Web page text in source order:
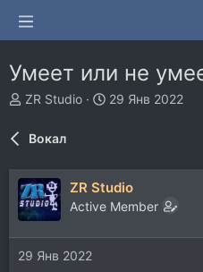
Умеет или не
А
т
р
т
е
м
ZR Studio
Д
н
а
ч
29 Янв 2022
Вокал
ZR Studio
Active Member
29 Янв 2022